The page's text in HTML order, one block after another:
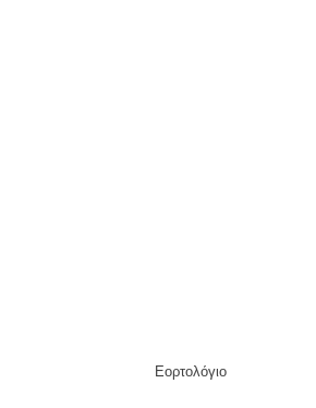
Εορτολόγιο